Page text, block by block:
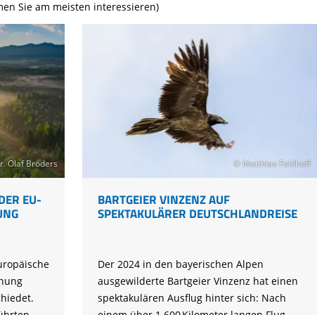
Biologische Vielfalt
Naturverträgliche Energiewende
Atomkraft
Flächenversiegelung
Wald und Forstwirtschaft
Kormoran
Moorschutz ist Klimaschutz
Jagd in Bayern
Landwirtschaft
Life-Projekt Keiljungfer
Life-Projekt Kalktuffquellen
Life-Projekt Rohrdommel
Burkina Faso
Vogelmord
Gobibär
Kuckuck
Wiesenweihen schützen
Weißstorch-Horstbetreuer*in
FAQs Unternehmenskooperation
Achtsamkeit &
Vogelbeobachtung
Fortbildungen
Sie am meisten interessieren)
Olaf Broders
EU-
© Matthias Feldhoff
BARTGEIER VINZENZ AUF
SPEKTAKULÄRER DEUTSCHLANDREISE
Der 2024 in den bayerischen Alpen
ausgewilderte Bartgeier Vinzenz hat einen
spektakulären Ausflug hinter sich: Nach